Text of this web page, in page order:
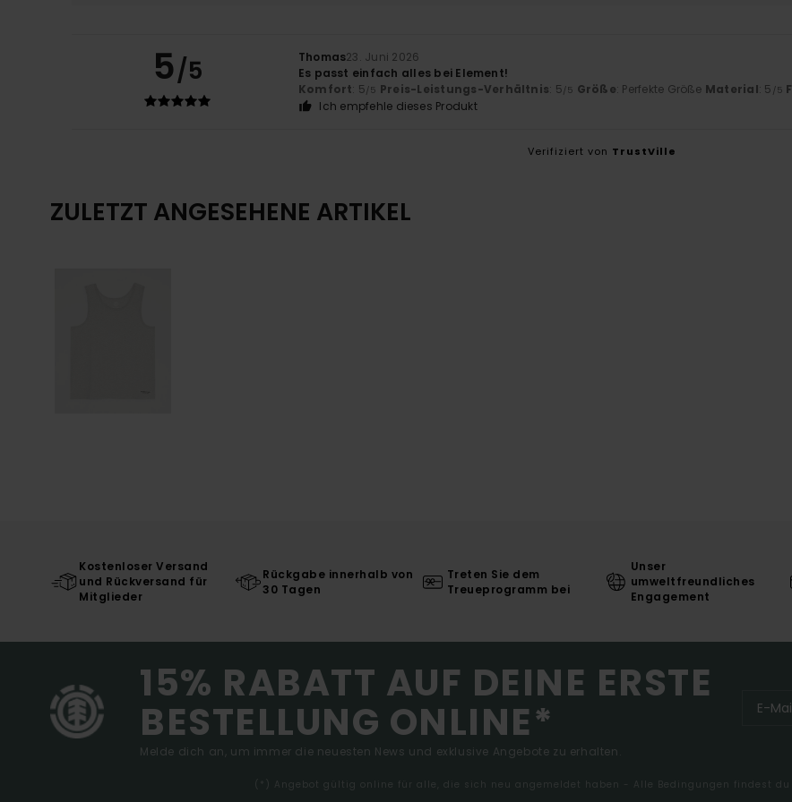
5/5 Thomas23. Juni 2026
Es passt einfach alles bei Element!
Komfort: 5/5 Preis-Leistungs-Verhältnis: 5/5 Größe: Perfekte Größe Material: 5 /5
Ich empfehle dieses Produkt
Verifiziert von TrustVille
ZULETZT ANGESEHENE ARTIKEL
Kostenloser Versand
und Rückversand für
Mitglieder
Rückgabe innerhalb von
30 Tagen
Treten Sie dem
Treueprogramm bei
Unser
umweltfreundliches
Engagement
15% RABATT AUF DEINE ERSTE
BESTELLUNG ONLINE*
Melde dich an, um immer die neuesten News und exklusive Angebote zu erhalten.
(*) Angebot gültig online für alle, die sich neu angemeldet haben - Alle Bedingungen findest